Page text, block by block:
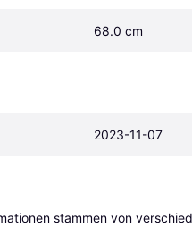
68.0 cm
2023-11-07
stammen von